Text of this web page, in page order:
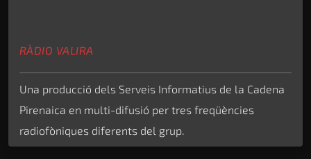
RÀDIO VALIRA
Una producció dels Serveis Informatius de la Cadena
Pirenaica en multi-difusió per tres freqüències
radiofòniques diferents del grup.